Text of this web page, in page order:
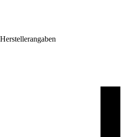
Herstellerangaben